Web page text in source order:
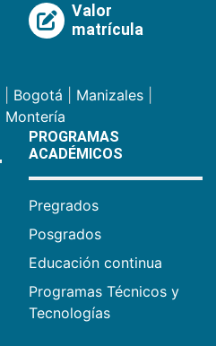
Valor
matrícula
Bogotá Manizales
Montería
PROGRAMAS
ACADÉMICOS
Pregrados
Posgrados
Educación continua
Programas Técnicos y
Tecnologías